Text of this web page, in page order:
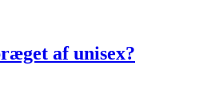
af unisex?